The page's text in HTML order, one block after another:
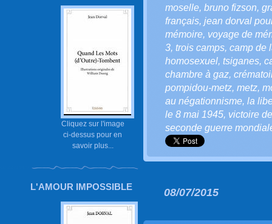
Cliquez sur l'image
ci-dessus pour en
savoir plus...
L'AMOUR IMPOSSIBLE
moselle, bruno fizson,
français, jean dorval
mémoire, voyage de
3, trois camps, camp de
homosexuel, tsiganes,
chambre à gaz,
pompidou-metz, metz,
au négationnisme, la
le 8 mai 1945, victoire
seconde guerre
08/07/2015